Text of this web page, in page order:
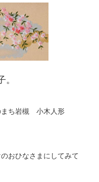
ち岩槻 小木人形
おひなさまにしてみて